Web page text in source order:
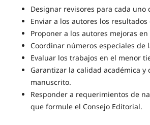
Designar revisores para cada uno
Enviar a los autores los resultados
Proponer a los autores mejoras
Coordinar números especiales de
Evaluar los trabajos en el menor
Garantizar la calidad académica y
manuscrito.
Responder a requerimientos de
que formule el Consejo Editorial.